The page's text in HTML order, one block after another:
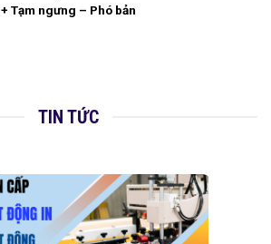
+ Tạm ngưng – Phó bản
TIN TỨC